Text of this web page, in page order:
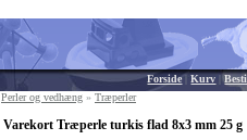
Forside|Kurv |
Perler og vedhæng » Træperler
Varekort Træperle turkis flad 8x3 mm 25 g